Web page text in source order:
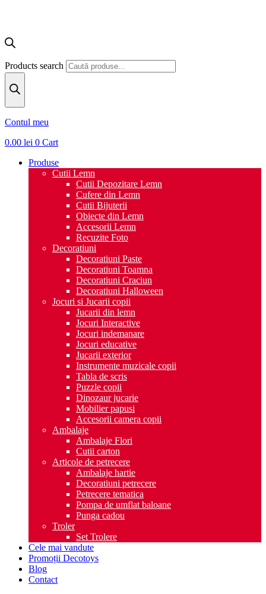
Products search
Contul meu
0.00 lei 0 Cart
Produse
Cutii Lemn
Cutii Depozitare Lemn
Cufere din Lemn
Cutii Bijuterii
Obiecte din Lemn
Accesorii Lemn
Recuzite Foto
Decoratiuni
Decoratiuni Paste
Decoratiuni Toamna
Decoratiuni Craciun
Decoratiuni Halloween
Jocuri si Jucarii copii
Jucarii din lemn
Jocuri Interactive
Jocuri indemanare
Jocuri educative
Jucarii exterior
Instrumente muzicale copii
Tabla de scris
Puzzle copii
Dinozaur jucarie
Mobilier papusi
Accesorii camera copii
Ambalaje
Ambalaje Flori
Cutii carton
Articole de petrecere
Ambalaje hartie
Decoratiuni petrecere
Petrecere tematica
Pompa de umflat baloane
Punga cadou
Troler
Set Trolere
Cele mai vandute
Promoții Decotoys
Blog
Contact